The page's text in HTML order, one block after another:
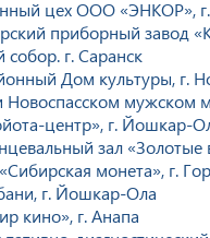
цех ООО «ЭНКОР»,
приборный завод
г. Саранск
Дом культуры, г.
Новоспасском мужском
центр», г. Йошкар-
зал
монета», г.
г. Йошкар-Ола
кино», г. Анапа